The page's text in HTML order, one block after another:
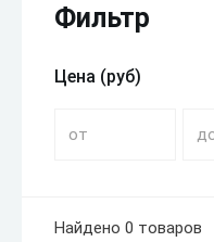
Фильтр
Цена (руб)
Найдено 0 товаров